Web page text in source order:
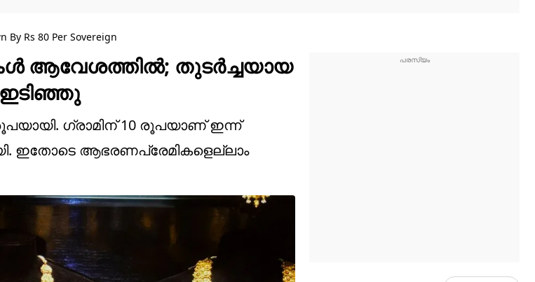
By Rs 80 Per Sovereign
ആവേശത്തിൽ; തുടർച്ചയായ
ഇടിഞ്ഞു
രൂപയായി. ​ഗ്രാമിന് 10 രൂപയാണ് ഇന്ന്
ഇതോടെ ആഭരണപ്രേമികളെല്ലാം